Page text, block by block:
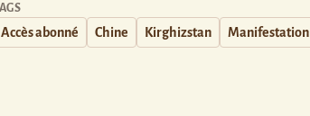
Accès abonné Chine Kirghizstan Manifestation